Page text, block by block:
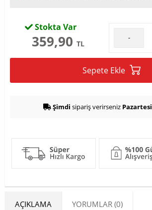
Stokta Var
359,90 TL
-
Sepete Ekle
Şimdi sipariş verirseniz Pazartesi
AÇIKLAMA YORUMLAR (0)